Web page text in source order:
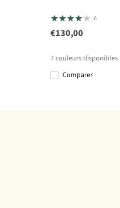
6
€130,00
7couleurs disponibles
Comparer